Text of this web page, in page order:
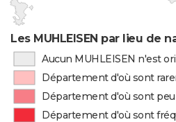
Les MUHLEISEN par lieu de
Aucun MUHLEISEN n'est
Département d'où sont
Département d'où sont peu
Département d'où sont